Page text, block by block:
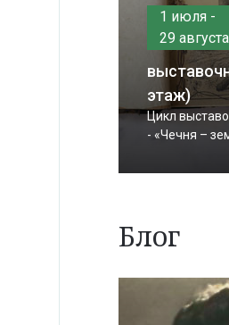
1 июля -
29 августа
этаж)
Цикл
- «Чечня –
Блог